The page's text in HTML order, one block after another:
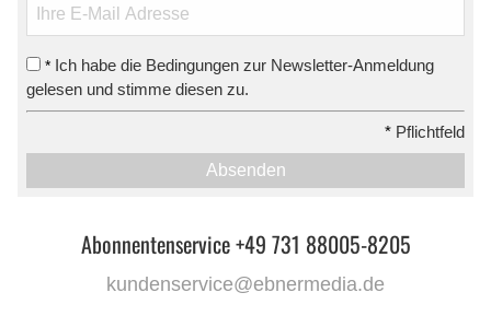
* Ich habe die Bedingungen zur Newsletter-Anmeldung
gelesen und stimme diesen zu.
* Pflichtfeld
Absenden
Abonnentenservice +49 731 88005-8205
kundenservice@ebnermedia.de